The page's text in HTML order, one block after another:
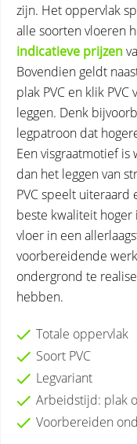
zijn. Het oppervlak
alle soorten vloeren
indicatieve prijzen
Bovendien geldt
plak PVC en klik
leggen. Denk
legpatroon dat
Een visgraatmotief
dan het leggen van
PVC speelt uiteraard
beste kwaliteit
vloer in een
voorbereidende
ondergrond te
hebben.
Totale oppervlak
Soort PVC
Legvariant
Arbeidstijd: plak
Voorbereiden